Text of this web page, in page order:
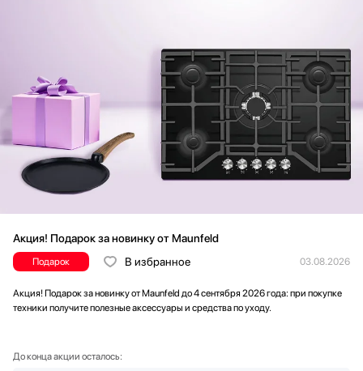
Акция! Подарок за новинку от Maunfeld
Подарок В избранное 03.08.2026
Акция! Подарок за новинку от Maunfeld до 4 сентября 2026 года: при покупке
техники получите полезные аксессуары и средства по уходу.
До конца акции осталось: